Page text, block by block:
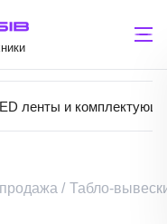
ленты и
/ Табло-